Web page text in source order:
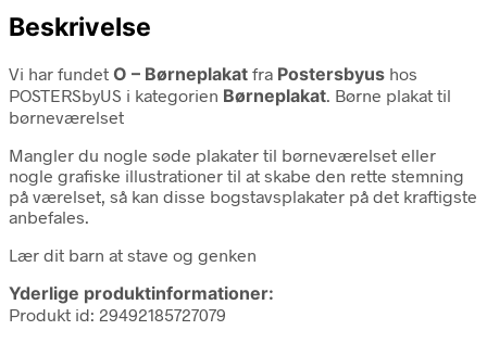
Beskrivelse
Vi har fundet O – Børneplakat fra Postersbyus hos
POSTERSbyUS i kategorien Børneplakat. Børne plakat til
børneværelset
Mangler du nogle søde plakater til børneværelset eller
nogle grafiske illustrationer til at skabe den rette stemning
på værelset, så kan disse bogstavsplakater på det kraftigste
anbefales.
Lær dit barn at stave og genken
Yderlige produktinformationer:
Produkt id: 29492185727079